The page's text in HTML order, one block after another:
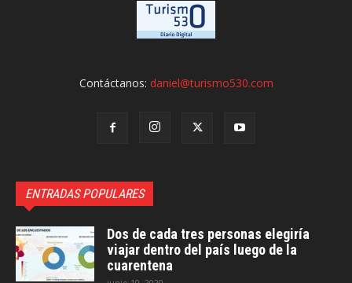
Contáctanos: daniel@turismo530.com
ENTRADAS POPULARES
Dos de cada tres personas elegiría
viajar dentro del país luego de la
cuarentena